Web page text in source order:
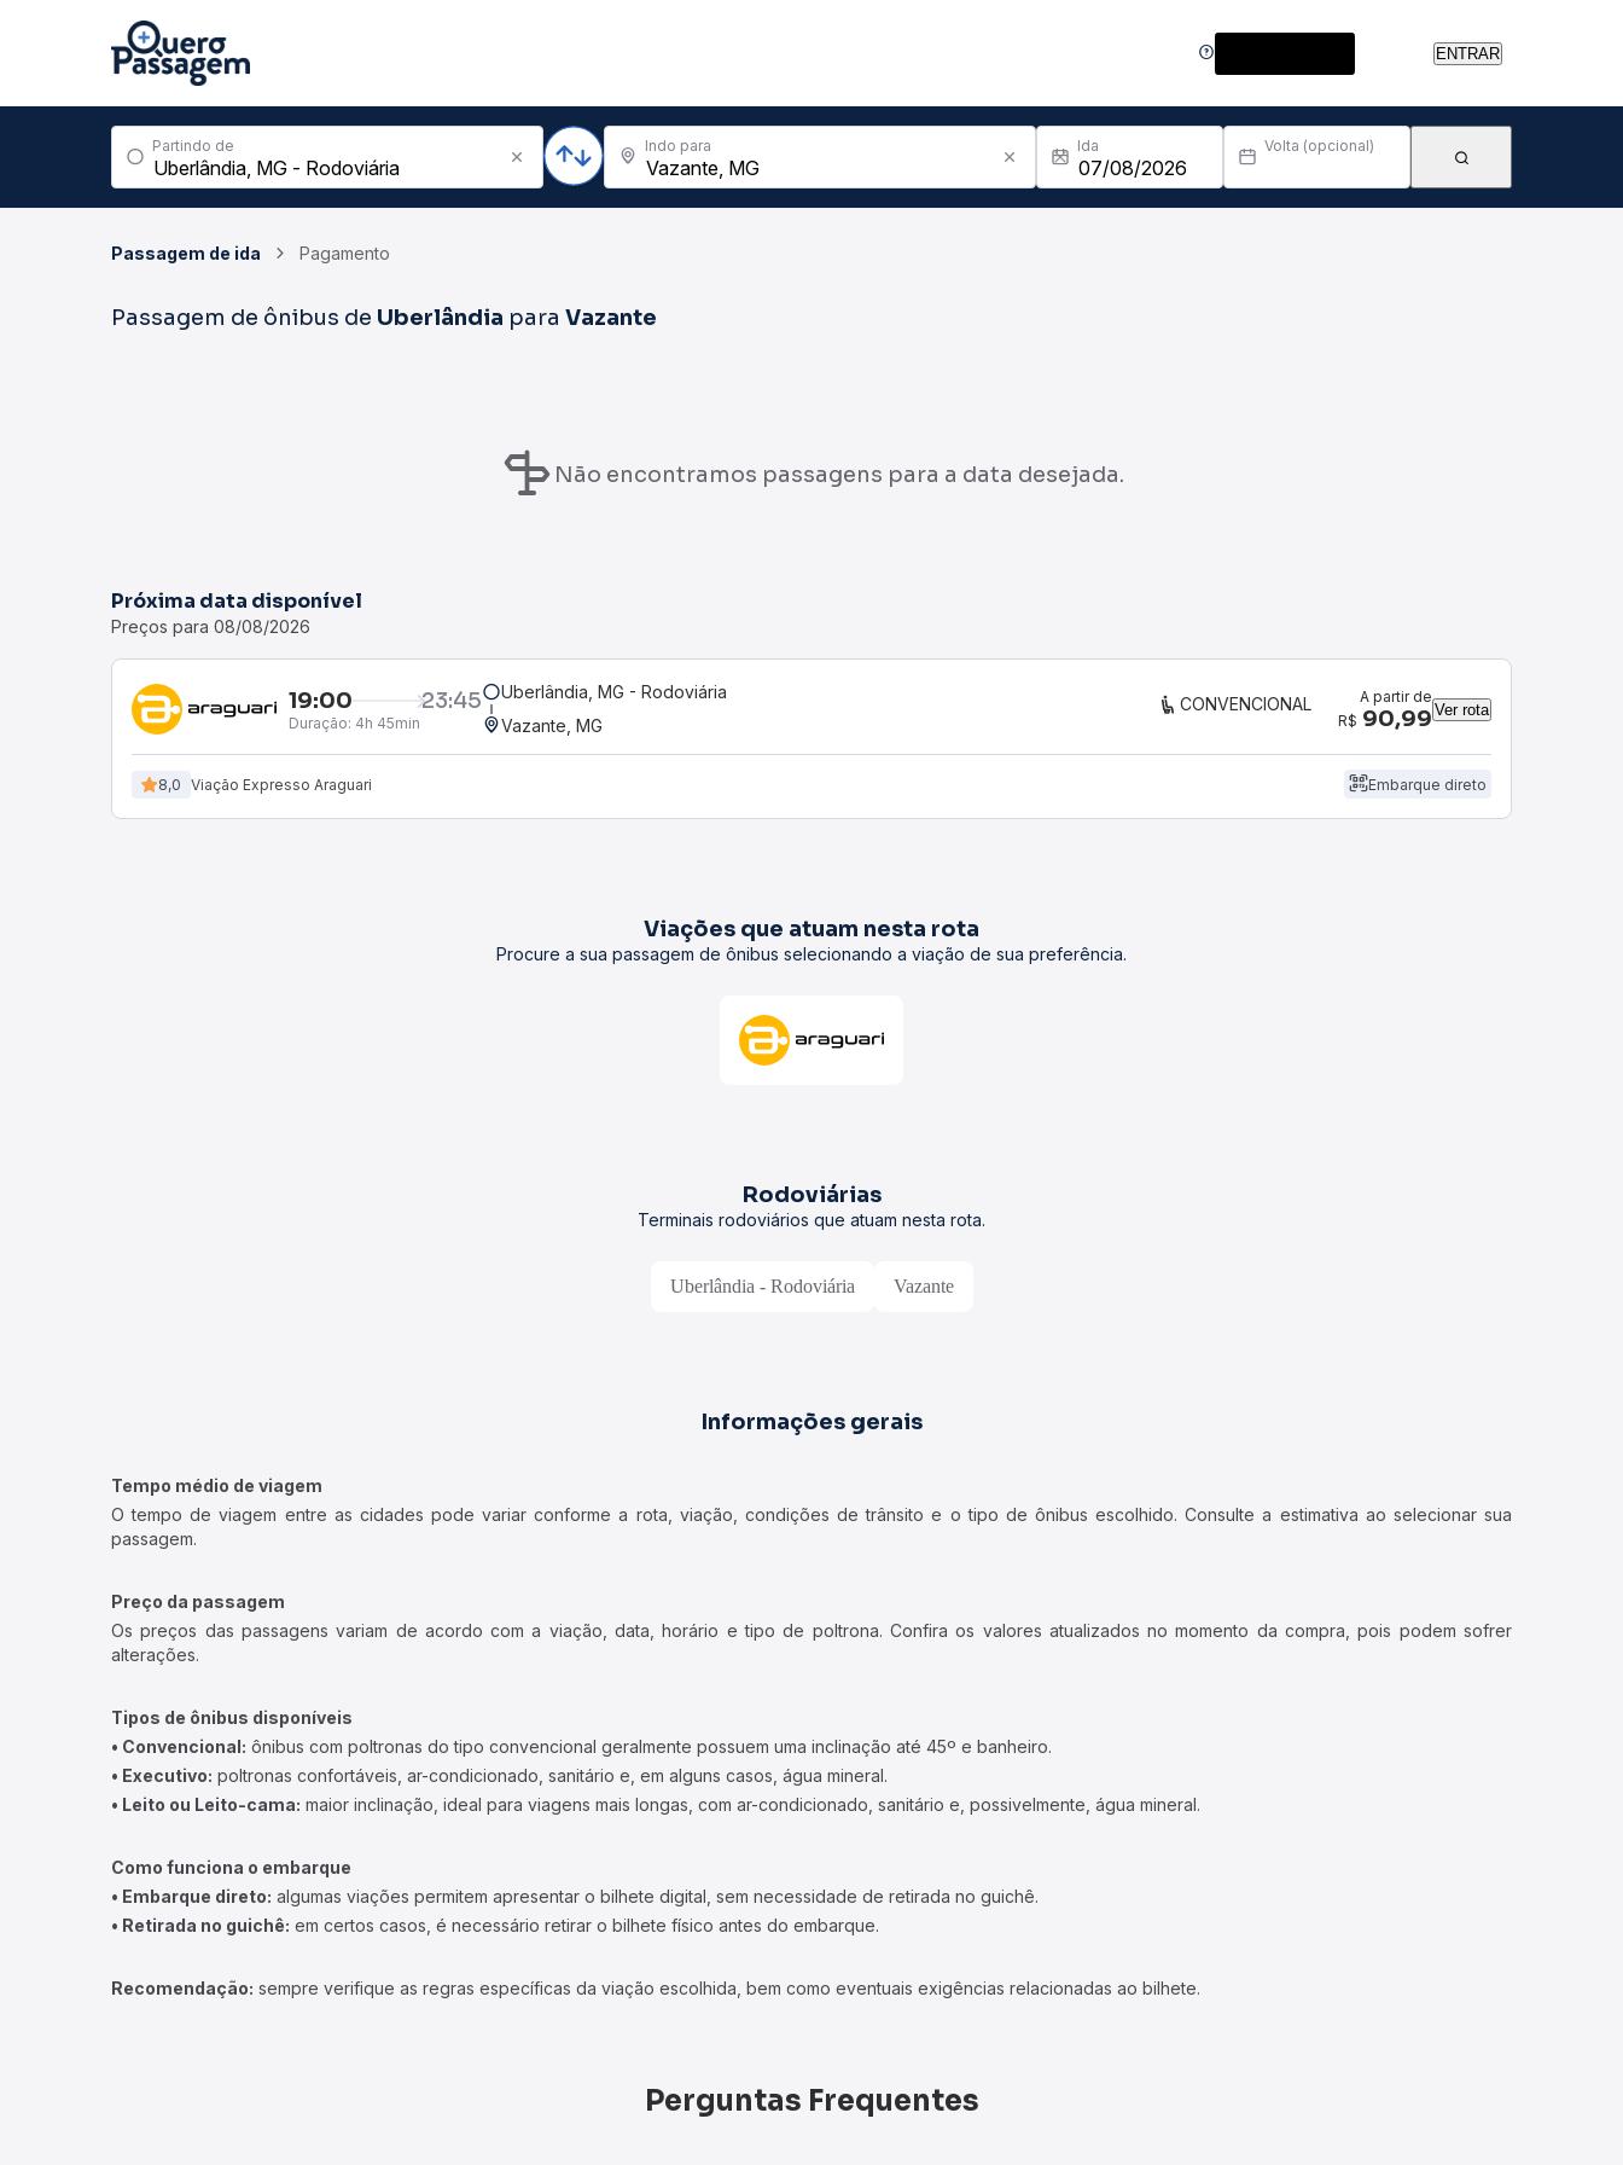
ENTRAR
Partindo de Indo para Ida Volta (opcional)
Passagem de ida Pagamento
Passagem de ônibus de Uberlândia para Vazante
Não encontramos passagens para a data desejada.
Próxima data disponível
Preços para 08/08/2026
19:00 23:45
Duração: 4h 45min
Uberlândia, MG - Rodoviária
Vazante, MG
CONVENCIONAL
A partir de
R$ 90,99 Ver rota
8,0 Viação Expresso Araguari Embarque direto
Viações que atuam nesta rota
Procure a sua passagem de ônibus selecionando a viação de sua preferência.
Rodoviárias
Terminais rodoviários que atuam nesta rota.
Uberlândia - Rodoviária Vazante
Informações gerais
Tempo médio de viagem
O tempo de viagem entre as cidades pode variar conforme a rota, viação, condições de trânsito e o tipo de ônibus escolhido. Consulte a estimativa ao selecionar sua
passagem.
Preço da passagem
Os preços das passagens variam de acordo com a viação, data, horário e tipo de poltrona. Confira os valores atualizados no momento da compra, pois podem sofrer
alterações.
Tipos de ônibus disponíveis
• Convencional: ônibus com poltronas do tipo convencional geralmente possuem uma inclinação até 45º e banheiro.
• Executivo: poltronas confortáveis, ar-condicionado, sanitário e, em alguns casos, água mineral.
• Leito ou Leito-cama: maior inclinação, ideal para viagens mais longas, com ar-condicionado, sanitário e, possivelmente, água mineral.
Como funciona o embarque
• Embarque direto: algumas viações permitem apresentar o bilhete digital, sem necessidade de retirada no guichê.
• Retirada no guichê: em certos casos, é necessário retirar o bilhete físico antes do embarque.
Recomendação: sempre verifique as regras específicas da viação escolhida, bem como eventuais exigências relacionadas ao bilhete.
Perguntas Frequentes